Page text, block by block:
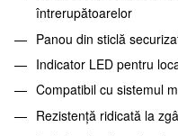
întrerupătoarelor
Panou din sticlă
Indicator LED pentru
Compatibil cu sistemul
Rezistență ridicată la